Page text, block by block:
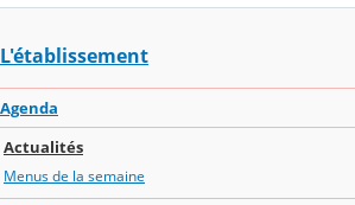
L'établissement
Agenda
Actualités
Menus de la semaine